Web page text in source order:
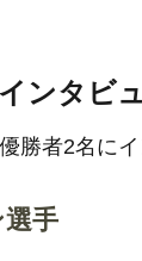
ンタビ
勝者2名に
手